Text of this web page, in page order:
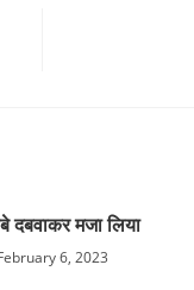
दबवाकर मजा लिया
6, 2023